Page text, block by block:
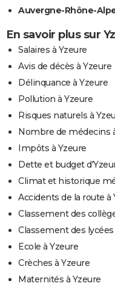
Auvergne-Rhône-
En savoir plus sur
Salaires à Yzeure
Avis de décès à Yzeure
Délinquance à Yzeure
Pollution à Yzeure
Risques naturels à
Nombre de médecins
Impôts à Yzeure
Dette et budget
Climat et historique
Accidents de la route à
Classement des
Classement des lycées
Ecole à Yzeure
Crèches à Yzeure
Maternités à Yzeure